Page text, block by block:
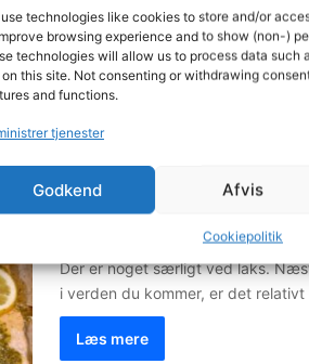
use technologies like cookies to store and/or
browsing experience and to show (non-)
technologies will allow us to process data such
on this site. Not consenting or withdrawing
and functions.
tjenester
Godkend Afvis
Cookiepolitik
I sæsonen for asparges har jeg
køleskabet. Det er så alsidig en
kan bruges…
Henrik Koudahl
Ovnbagt laks med
Der er noget særligt ved laks.
i verden du kommer, er det
Læs mere